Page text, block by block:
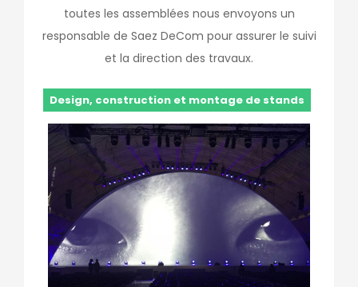
toutes les assemblées nous envoyons un
responsable de Saez DeCom pour assurer le suivi
et la direction des travaux.
Design, construction et montage de stands